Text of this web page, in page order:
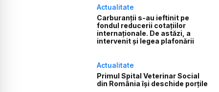
Actualitate
Carburanții s-au ieftinit pe
fondul reducerii cotațiilor
internaționale. De astăzi, a
intervenit și legea plafonării
Actualitate
Primul Spital Veterinar Social
din România își deschide porțile